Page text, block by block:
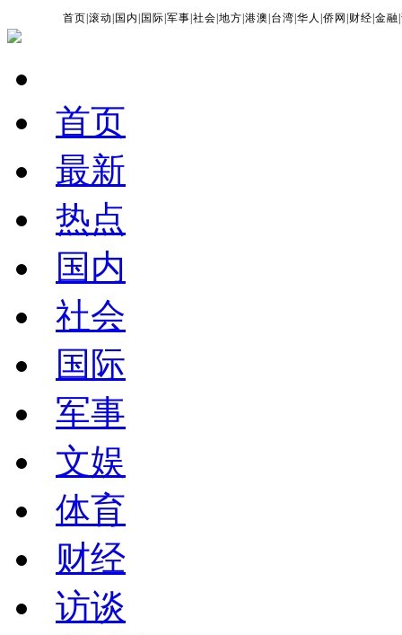
首页 |滚动 国内 国际 |军事 |社会 |地方 |港澳 台湾 |华人 |侨网 财经 |金融 |
首页
最新
热点
国内
社会
国际
军事
文娱
体育
财经
访谈